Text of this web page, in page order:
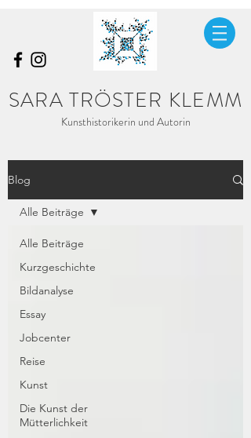
SARA TRÖSTER KLEMM
Kunsthistorikerin und Autorin
Blog
Alle Beiträge
Kurzgeschichte
Bildanalyse
Essay
Jobcenter
Reise
Kunst
Die Kunst der
Mütterlichkeit
Alle Beiträge